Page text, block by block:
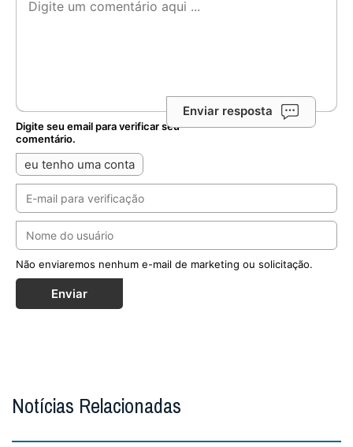
Enviar resposta
Digite seu email para verificar seu
comentário.
eu tenho uma conta
Não enviaremos nenhum e-mail de marketing ou solicitação.
Enviar
Notícias Relacionadas